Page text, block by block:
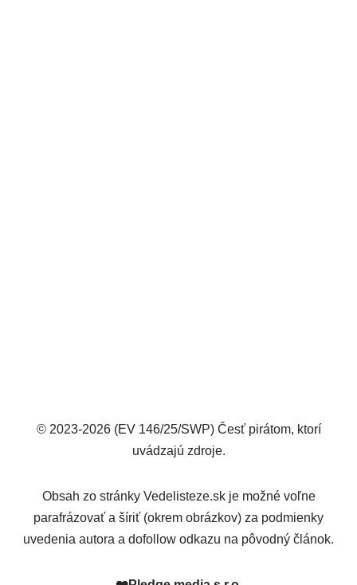
© 2023-2026 (EV 146/25/SWP) Česť pirátom, ktorí
uvádzajú zdroje.
Obsah zo stránky Vedelisteze.sk je možné voľne
parafrázovať a šíriť (okrem obrázkov) za podmienky
uvedenia autora a dofollow odkazu na pôvodný článok.